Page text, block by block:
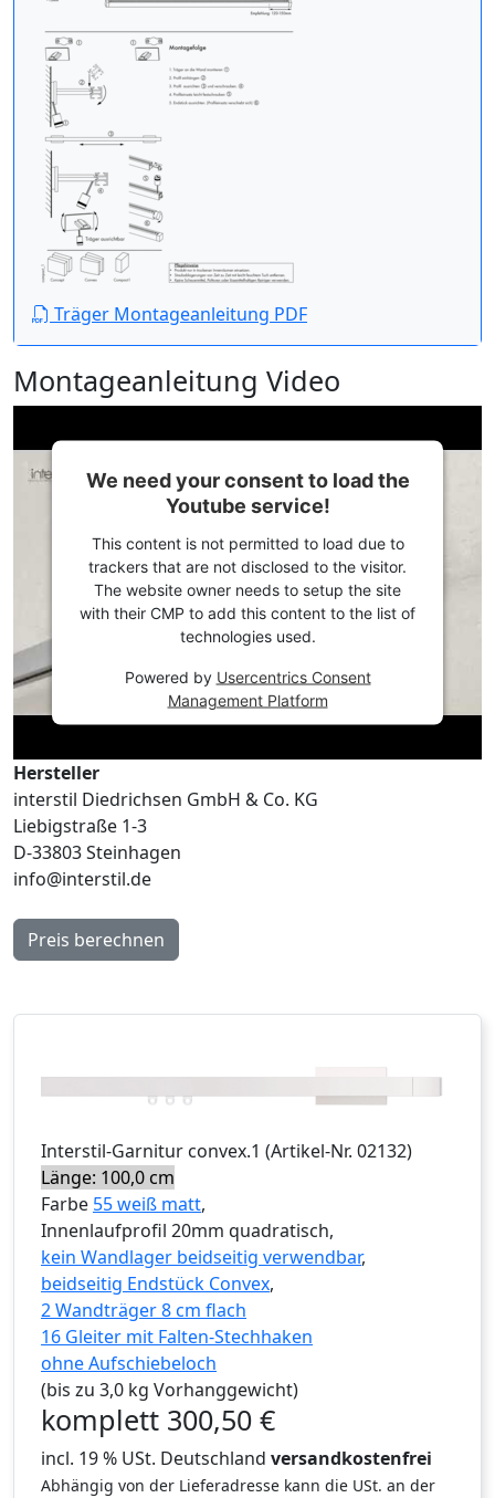
Träger Montageanleitung PDF
Montageanleitung Video
We need your consent to load the
Youtube service!
This content is not permitted to load due to
trackers that are not disclosed to the visitor.
The website owner needs to setup the site
with their CMP to add this content to the list of
technologies used.
Powered by Usercentrics Consent
Management Platform
Hersteller
interstil Diedrichsen GmbH & Co. KG
Liebigstraße 1-3
D-33803 Steinhagen
info@interstil.de
Preis berechnen
Interstil-Garnitur convex.1 (Artikel-Nr. 02132)
Länge: 100,0 cm
Farbe 55 weiß matt,
Innenlaufprofil 20mm quadratisch,
kein Wandlager beidseitig verwendbar,
beidseitig Endstück Convex,
2 Wandträger 8 cm flach
16 Gleiter mit Falten-Stechhaken
ohne Aufschiebeloch
(bis zu 3,0 kg Vorhanggewicht)
komplett 300,50 €
incl. 19 % USt. Deutschland versandkostenfrei
Abhängig von der Lieferadresse kann die USt. an der